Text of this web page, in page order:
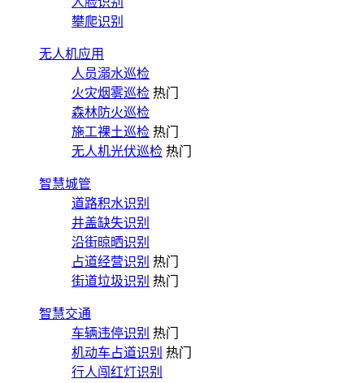
攀爬识别
无人机应用
人员溺水巡检
火灾烟雾巡检 热门
森林防火巡检
施工裸土巡检 热门
无人机光伏巡检 热门
智慧城管
道路积水识别
井盖缺失识别
沿街晾晒识别
占道经营识别 热门
街道垃圾识别 热门
智慧交通
车辆违停识别 热门
机动车占道识别 热门
行人闯红灯识别